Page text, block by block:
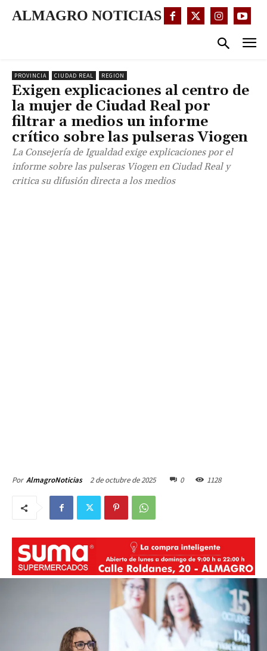
ALMAGRO NOTICIAS
PROVINCIA CIUDAD REAL REGION
Exigen explicaciones al centro de
la mujer de Ciudad Real por
filtrar a medios un informe
crítico sobre las pulseras Viogen
La Consejería de Igualdad exige explicaciones por el
informe sobre las pulseras Viogen en Ciudad Real y
critica su difusión directa a los medios
Por AlmagroNoticias 2 de octubre de 2025 0 1128